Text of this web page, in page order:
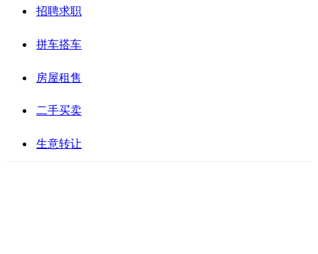
招聘求职
拼车搭车
房屋租售
二手买卖
生意转让